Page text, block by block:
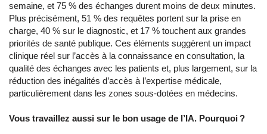
semaine, et 75 % des échanges durent moins de deux minutes.
Plus précisément, 51 % des requêtes portent sur la prise en
charge, 40 % sur le diagnostic, et 17 % touchent aux grandes
priorités de santé publique. Ces éléments suggèrent un impact
clinique réel sur l’accès à la connaissance en consultation, la
qualité des échanges avec les patients et, plus largement, sur la
réduction des inégalités d’accès à l’expertise médicale,
particulièrement dans les zones sous-dotées en médecins.
Vous travaillez aussi sur le bon usage de l’IA. Pourquoi ?